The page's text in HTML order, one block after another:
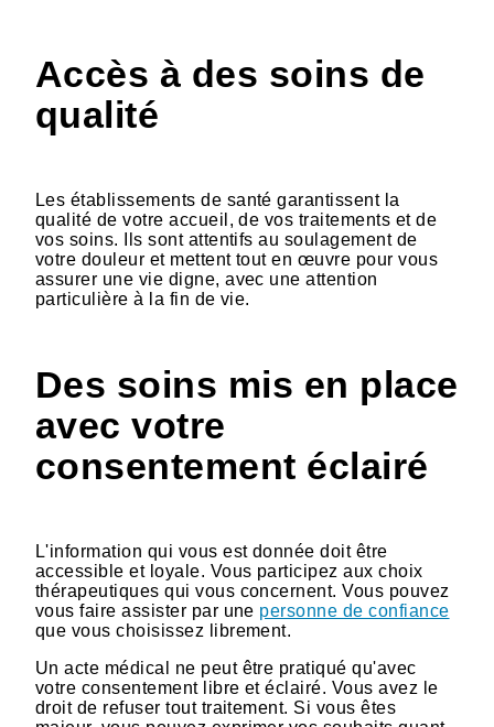
Accès à des soins de
qualité
Les établissements de santé garantissent la
qualité de votre accueil, de vos traitements et de
vos soins. Ils sont attentifs au soulagement de
votre douleur et mettent tout en œuvre pour vous
assurer une vie digne, avec une attention
particulière à la fin de vie.
Des soins mis en place
avec votre
consentement éclairé
L'information qui vous est donnée doit être
accessible et loyale. Vous participez aux choix
thérapeutiques qui vous concernent. Vous pouvez
vous faire assister par une personne de confiance
que vous choisissez librement.
Un acte médical ne peut être pratiqué qu'avec
votre consentement libre et éclairé. Vous avez le
droit de refuser tout traitement. Si vous êtes